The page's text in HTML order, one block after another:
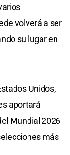
volverá a ser
su lugar en
Unidos,
aportará
Mundial 2026
más